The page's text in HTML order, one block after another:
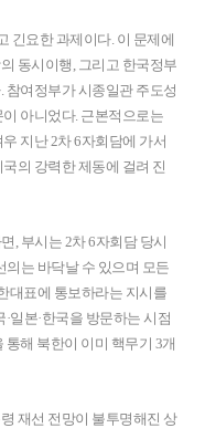
긴요한 과제이다. 이 문제에
동시이행, 그리고 한국정부
참여정부가 시종일관 주도성
아니었다. 근본적으로는
지난 2차 6자회담에 가서
의 강력한 제동에 걸려 진
, 부시는 2차 6자회담 당시
의는 바닥날 수 있으며 모든
대표에 통보하라는 지시를
일본·한국을 방문하는 시점
해 북한이 이미 핵무기 3개
재선 전망이 불투명해진 상